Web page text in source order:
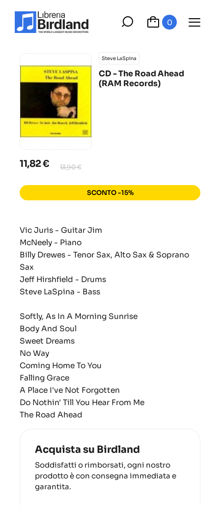
0
Steve LaSpina
CD - The Road Ahead
(RAM Records)
11,82 € 13,90 €
SCONTO -15%
Vic Juris - Guitar Jim
McNeely - Piano
Billy Drewes - Tenor Sax, Alto Sax & Soprano
Sax
Jeff Hirshfield - Drums
Steve LaSpina - Bass
Softly, As In A Morning Sunrise
Body And Soul
Sweet Dreams
No Way
Coming Home To You
Falling Grace
A Place I've Not Forgotten
Do Nothin' Till You Hear From Me
The Road Ahead
Acquista su Birdland
Soddisfatti o rimborsati, ogni nostro
prodotto è con consegna immediata e
garantita.